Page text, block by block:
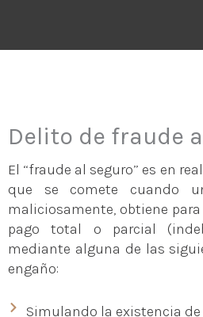
Delito de fraude
El “fraude al seguro” es en
que se comete cuando
maliciosamente, obtiene
pago total o parcial
mediante alguna de las
engaño:
Simulando la existencia